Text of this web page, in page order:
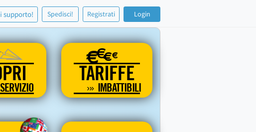
supporto! Spedisci! Registrati Login
€€€€
TARIFFE
IMBATTIBILI